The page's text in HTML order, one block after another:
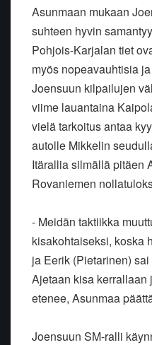
Asunmaan mukaan
suhteen hyvin
Pohjois-Karjalan tiet
myös nopeavauhtisia
Joensuun kilpailujen
viime lauantaina
vielä tarkoitus antaa
autolle Mikkelin
Itärallia silmällä pitäen
Rovaniemen
- Meidän taktiikka
kisakohtaiseksi, koska
ja Eerik (Pietarinen)
Ajetaan kisa kerrallaan
etenee, Asunmaa
Joensuun SM-ralli